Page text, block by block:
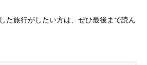
た旅行がしたい方は、ぜひ最後まで読ん